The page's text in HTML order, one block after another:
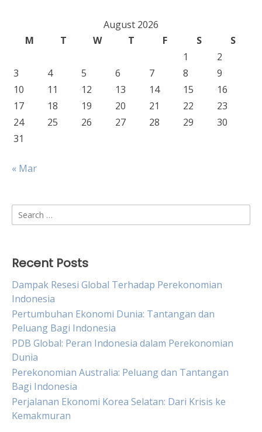
August 2026
M
T W T F S
S
1
2
3
4 5 6 7 8
9
10
11 12 13 14 15
16
17
18 19 20 21 22
23
24
25 26 27 28 29
30
31
« Mar
Search
for:
Recent Posts
Dampak Resesi Global Terhadap Perekonomian
Indonesia
Pertumbuhan Ekonomi Dunia: Tantangan dan
Peluang Bagi Indonesia
PDB Global: Peran Indonesia dalam Perekonomian
Dunia
Perekonomian Australia: Peluang dan Tantangan
Bagi Indonesia
Perjalanan Ekonomi Korea Selatan: Dari Krisis ke
Kemakmuran